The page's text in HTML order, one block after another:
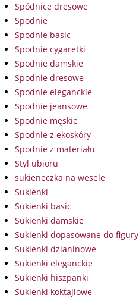
Spódnice dresowe
Spodnie
Spodnie basic
Spodnie cygaretki
Spodnie damskie
Spodnie dresowe
Spodnie eleganckie
Spodnie jeansowe
Spodnie męskie
Spodnie z ekoskóry
Spodnie z materiału
Styl ubioru
sukieneczka na wesele
Sukienki
Sukienki basic
Sukienki damskie
Sukienki dopasowane do figury
Sukienki dzianinowe
Sukienki eleganckie
Sukienki hiszpanki
Sukienki koktajlowe